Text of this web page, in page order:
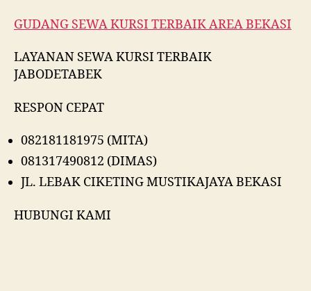
GUDANG SEWA KURSI TERBAIK AREA BEKASI
LAYANAN SEWA KURSI TERBAIK
JABODETABEK
RESPON CEPAT
082181181975 (MITA)
081317490812 (DIMAS)
JL. LEBAK CIKETING MUSTIKAJAYA BEKASI
HUBUNGI KAMI